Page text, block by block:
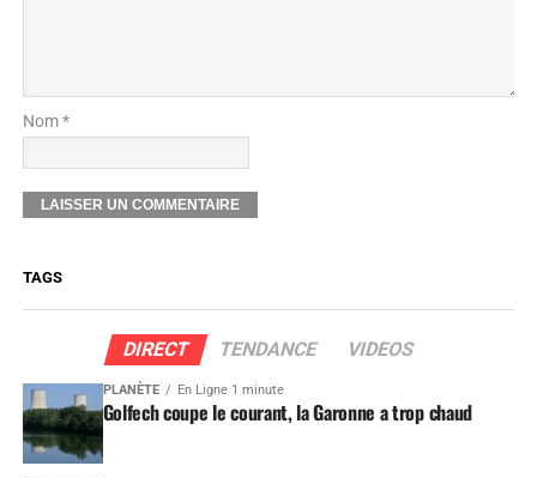
Nom *
TAGS
DIRECT TENDANCE VIDEOS
PLANÈTE En Ligne 1 minute
Golfech coupe le courant, la Garonne a trop chaud